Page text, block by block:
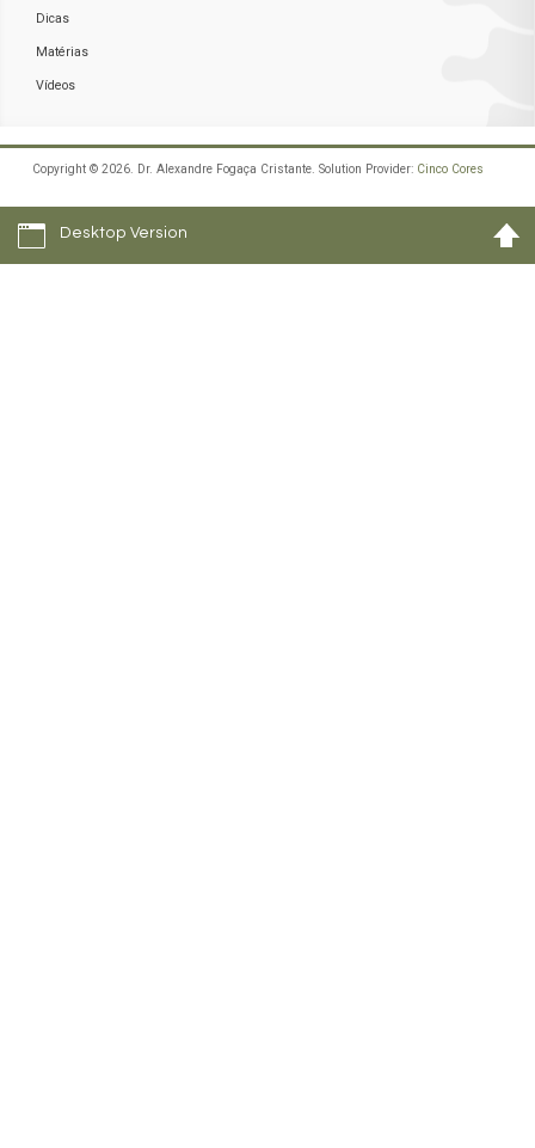
Dicas
Matérias
Vídeos
Copyright © 2026. Dr. Alexandre Fogaça Cristante. Solution Provider: Cinco Cores
Desktop Version